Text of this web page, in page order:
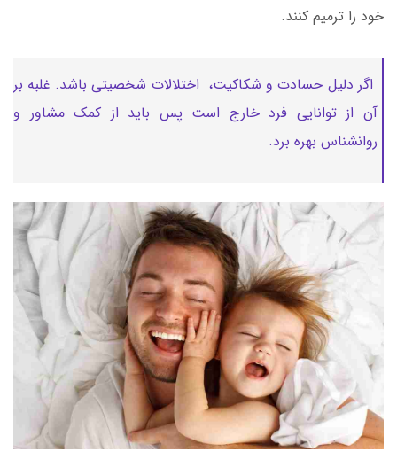
خود را ترمیم کنند.
اگر دلیل حسادت و شکاکیت، اختلالات شخصیتی باشد. غلبه بر
آن از توانایی فرد خارج است پس باید از کمک مشاور و
روانشناس بهره برد.